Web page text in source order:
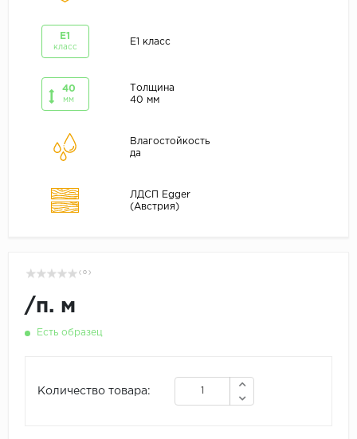
E1
класс
E1 класс
40
мм
Толщина
40 мм
Влагостойкость
да
ЛДСП Egger
(Австрия)
( 0 )
/п. м
Есть образец
Количество товара: